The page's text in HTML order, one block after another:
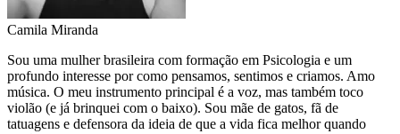
Camila Miranda
Sou uma mulher brasileira com formação em Psicologia e um
profundo interesse por como pensamos, sentimos e criamos. Amo
música. O meu instrumento principal é a voz, mas também toco
violão (e já brinquei com o baixo). Sou mãe de gatos, fã de
tatuagens e defensora da ideia de que a vida fica melhor quando